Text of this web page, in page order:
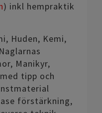
) inkl hempraktik
Huden, Kemi,
Manikyr,
tipp och
förstärkning,